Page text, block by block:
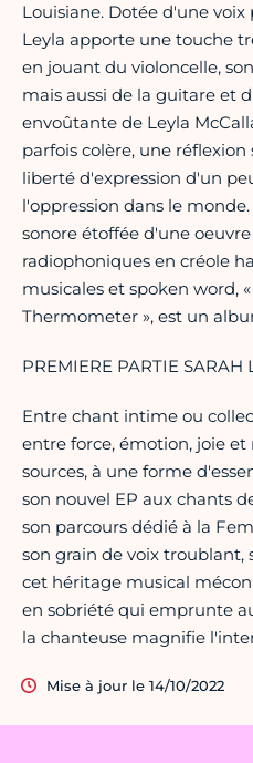
Louisiane. Dotée d'une
Leyla apporte une touche
en jouant du violoncelle,
mais aussi de la guitare et
envoûtante de Leyla
parfois colère, une
liberté d'expression d'un
l'oppression dans le
sonore étoffée d'une
radiophoniques en créole
musicales et spoken word,
Thermometer », est un
PREMIERE PARTIE SARAH
Entre chant intime ou
entre force, émotion, joie
sources, à une forme
son nouvel EP aux chants
son parcours dédié à la
son grain de voix troublant,
cet héritage musical
en sobriété qui emprunte
la chanteuse magnifie
Mise à jour le 14/10/2022